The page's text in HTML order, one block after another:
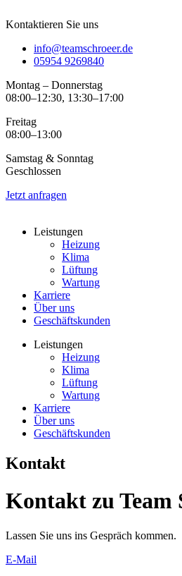
Kontaktieren Sie uns
info@teamschroeer.de
05954 9269840
Montag – Donnerstag
08:00–12:30, 13:30–17:00
Freitag
08:00–13:00
Samstag & Sonntag
Geschlossen
Jetzt anfragen
Leistungen
Heizung
Klima
Lüftung
Wartung
Karriere
Über uns
Geschäftskunden
Leistungen
Heizung
Klima
Lüftung
Wartung
Karriere
Über uns
Geschäftskunden
Kontakt
Kontakt zu Team
Lassen Sie uns ins Gespräch kommen.
E-Mail